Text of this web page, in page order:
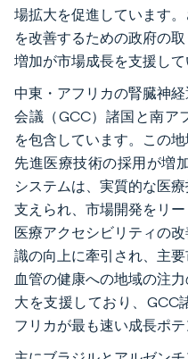
場拡大を促進しています
を改善するための政府の
増加が市場成長を支援して
中東・アフリカの腎臓神
会議（GCC）諸国と南ア
を包含しています。この
先進医療技術の採用が増
システムは、実質的な医
支えられ、市場開発をリ
医療アクセシビリティの
識の向上に牽引され、主
血管の健康への地域の注
大を支援しており、GCC
フリカが最も速い成長ポ